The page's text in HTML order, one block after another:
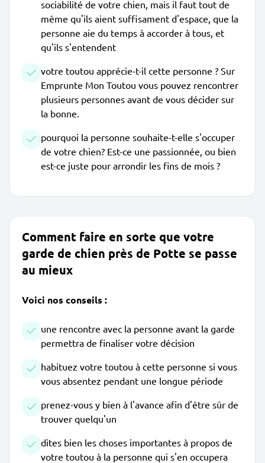
sociabilité de votre chien, mais il faut tout de
même qu'ils aient suffisament d'espace, que la
personne aie du temps à accorder à tous, et
qu'ils s'entendent
votre toutou apprécie-t-il cette personne ? Sur
Emprunte Mon Toutou vous pouvez rencontrer
plusieurs personnes avant de vous décider sur
la bonne.
pourquoi la personne souhaite-t-elle s'occuper
de votre chien? Est-ce une passionnée, ou bien
est-ce juste pour arrondir les fins de mois ?
Comment faire en sorte que votre
garde de chien près de Potte se passe
au mieux
Voici nos conseils :
une rencontre avec la personne avant la garde
permettra de finaliser votre décision
habituez votre toutou à cette personne si vous
vous absentez pendant une longue période
prenez-vous y bien à l'avance afin d'être sûr de
trouver quelqu'un
dites bien les choses importantes à propos de
votre toutou à la personne qui s'en occupera